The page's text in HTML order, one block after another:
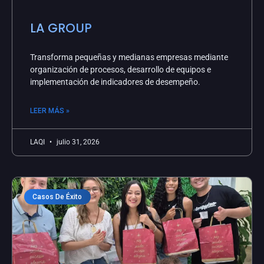
LA GROUP
Transforma pequeñas y medianas empresas mediante
organización de procesos, desarrollo de equipos e
implementación de indicadores de desempeño.
LEER MÁS »
LAQI julio 31, 2026
Casos De Éxito